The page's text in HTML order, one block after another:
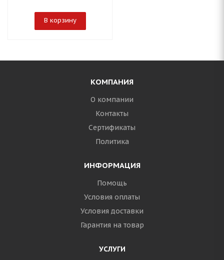
В корзину
КОМПАНИЯ
О компании
Контакты
Сертификаты
Политика
ИНФОРМАЦИЯ
Помощь
Условия оплаты
Условия доставки
Гарантия на товар
УСЛУГИ